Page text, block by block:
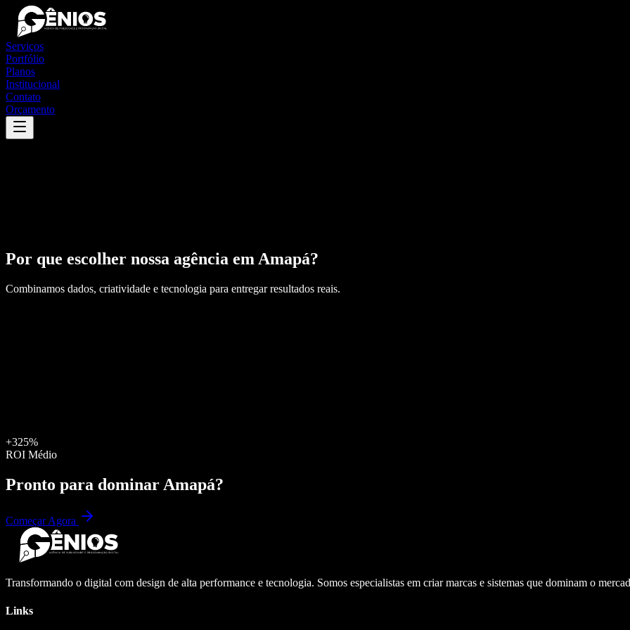
Serviços
Portfólio
Planos
Institucional
Contato
Orçamento
Por que escolher nossa agência em Amapá?
Combinamos dados, criatividade e tecnologia para entregar resultados reais.
+325%
ROI Médio
Pronto para dominar Amapá?
Começar Agora
Transformando o digital com design de alta performance e tecnologia. Somos especialistas em criar marcas e sistemas que dominam o
Links